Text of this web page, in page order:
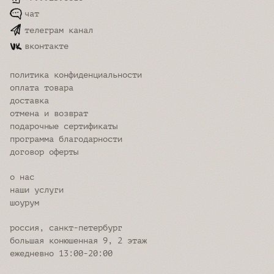
чат
телеграм канал
вконтакте
политика конфиденциальности
оплата товара
доставка
отмена и возврат
подарочные сертификаты
программа благодарности
договор оферты
о нас
наши услуги
шоурум
россия, санкт-петербург
большая конюшенная 9, 2 этаж
ежедневно 13:00-20:00